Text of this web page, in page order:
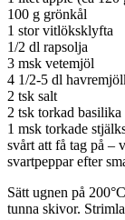
100 g grönkål
1 stor vitlöksklyfta
1/2 dl rapsolja
3 msk vetemjöl
4 1/2-5 dl
2 tsk salt
2 tsk torkad basilika
1 msk torkade
svårt att få tag på –
svartpeppar efter
Sätt ugnen på
tunna skivor.